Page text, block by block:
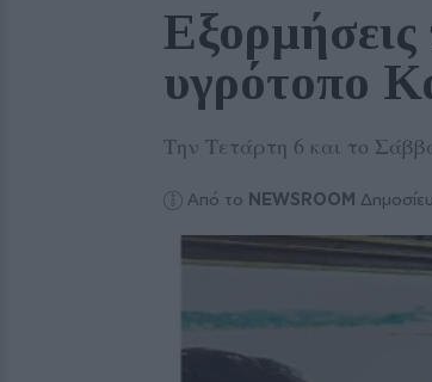
υγρότοπο
Tην Τετάρτη 6 και το
Από το NEWSROOM